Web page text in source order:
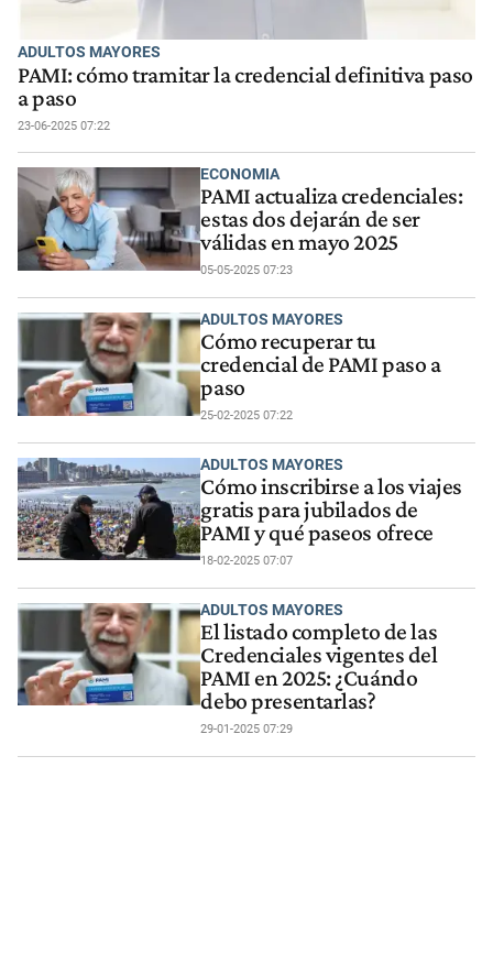
ADULTOS MAYORES
PAMI: cómo tramitar la credencial definitiva paso
a paso
23-06-2025 07:22
ECONOMIA
PAMI actualiza credenciales:
estas dos dejarán de ser
válidas en mayo 2025
05-05-2025 07:23
ADULTOS MAYORES
Cómo recuperar tu
credencial de PAMI paso a
paso
25-02-2025 07:22
ADULTOS MAYORES
Cómo inscribirse a los viajes
gratis para jubilados de
PAMI y qué paseos ofrece
18-02-2025 07:07
ADULTOS MAYORES
El listado completo de las
Credenciales vigentes del
PAMI en 2025: ¿Cuándo
debo presentarlas?
29-01-2025 07:29